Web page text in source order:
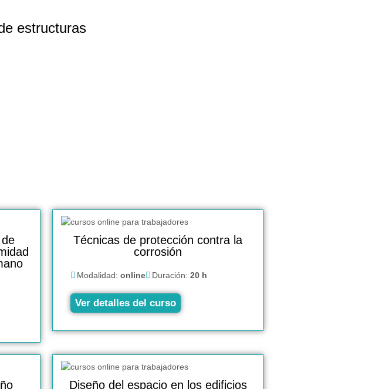
estructuras
Técnicas de protección contra la
corrosión
Modalidad: online Duración: 20 h
Ver detalles del curso
Diseño del espacio en los edificios